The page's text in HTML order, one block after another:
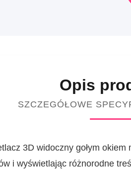
Opis
SZCZEGÓŁOWE
3D widoczny gołym
i wyświetlając różnorodne